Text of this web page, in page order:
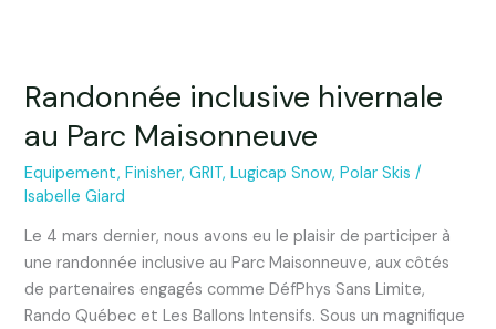
Randonnée inclusive hivernale
au Parc Maisonneuve
Equipement,Finisher,GRIT,Lugicap Snow,Polar Skis /
Isabelle Giard
Le 4 mars dernier, nous avons eu le plaisir de participer à
une randonnée inclusive au Parc Maisonneuve, aux côtés
de partenaires engagés comme DéfPhys Sans Limite,
Rando Québec et Les Ballons Intensifs. Sous un magnifique
Randonnée
hivernale
au
Parc